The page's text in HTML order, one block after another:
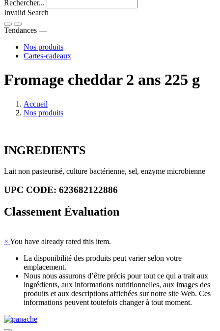
Rechercher...
Invalid Search
Submit
Tendances —
Nos produits
Cartes-cadeaux
Fromage cheddar 2 ans 225 g
Accueil
Nos produits
INGREDIENTS
Lait non pasteurisé, culture bactérienne, sel, enzyme microbienne
UPC CODE: 623682122886
Classement Évaluation
× You have already rated this item.
La disponibilité des produits peut varier selon votre
emplacement.
Nous nous assurons d’être précis pour tout ce qui a trait aux
ingrédients, aux informations nutritionnelles, aux images des
produits et aux descriptions affichées sur notre site Web. Ces
informations peuvent toutefois changer à tout moment.